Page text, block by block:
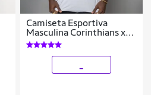
Camiseta Esportiva
Masculina Corinthians x
Sabotage